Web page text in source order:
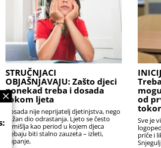
STRUČNJACI
OBJAŠNJAVAJU: Zašto djeci
ponekad treba i dosada
tokom ljeta
Dosada nije neprijatelj djetinjstva, nego
važan dio odrastanja. Ljeto se često
zamišlja kao period u kojem djeca
trebaju biti stalno zauzeta – izleti,
kupanje,
od
Sve je
priče i